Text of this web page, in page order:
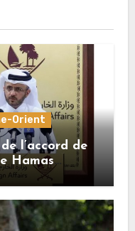
Orient
l’accord de
Hamas